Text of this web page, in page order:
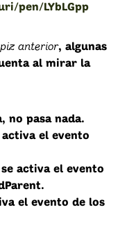
pen/LYbLGpp
anterior, algunas
al mirar la
no pasa nada.
activa el evento
activa el evento
.
el evento de los